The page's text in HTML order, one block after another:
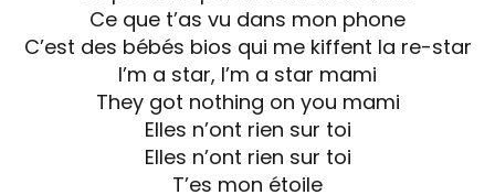
Ce que t’as vu dans mon phone
C’est des bébés bios qui me kiffent la re-star
I’m a star, I’m a star mami
They got nothing on you mami
Elles n’ont rien sur toi
Elles n’ont rien sur toi
T’es mon étoile